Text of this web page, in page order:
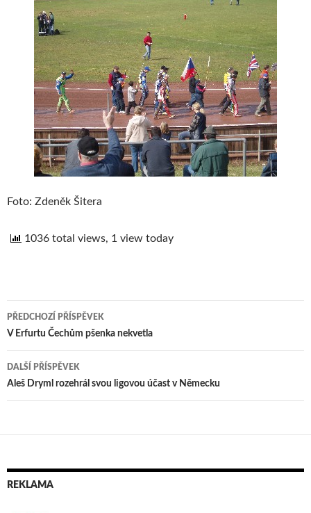
Foto: Zdeněk Šitera
1036 total views, 1 view today
Navigace
pro
příspěvek
PŘEDCHOZÍ PŘÍSPĚVEK
V Erfurtu Čechům pšenka nekvetla
DALŠÍ PŘÍSPĚVEK
Aleš Dryml rozehrál svou ligovou účast v Německu
REKLAMA